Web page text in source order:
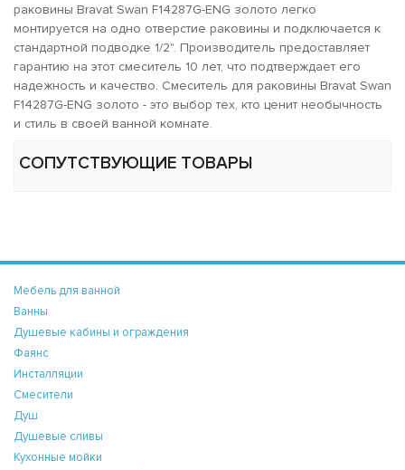
раковины Bravat Swan F14287G-ENG золото легко
монтируется на одно отверстие раковины и подключается к
стандартной подводке 1/2". Производитель предоставляет
гарантию на этот смеситель 10 лет, что подтверждает его
надежность и качество. Смеситель для раковины Bravat Swan
F14287G-ENG золото - это выбор тех, кто ценит необычность
и стиль в своей ванной комнате.
СОПУТСТВУЮЩИЕ ТОВАРЫ
Мебель для ванной
Ванны
Душевые кабины и ограждения
Фаянс
Инсталляции
Смесители
Душ
Душевые сливы
Кухонные мойки